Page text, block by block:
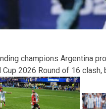
champions Argentina
Cup 2026 Round of 16